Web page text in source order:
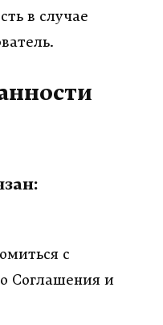
в случае
с
Соглашения и